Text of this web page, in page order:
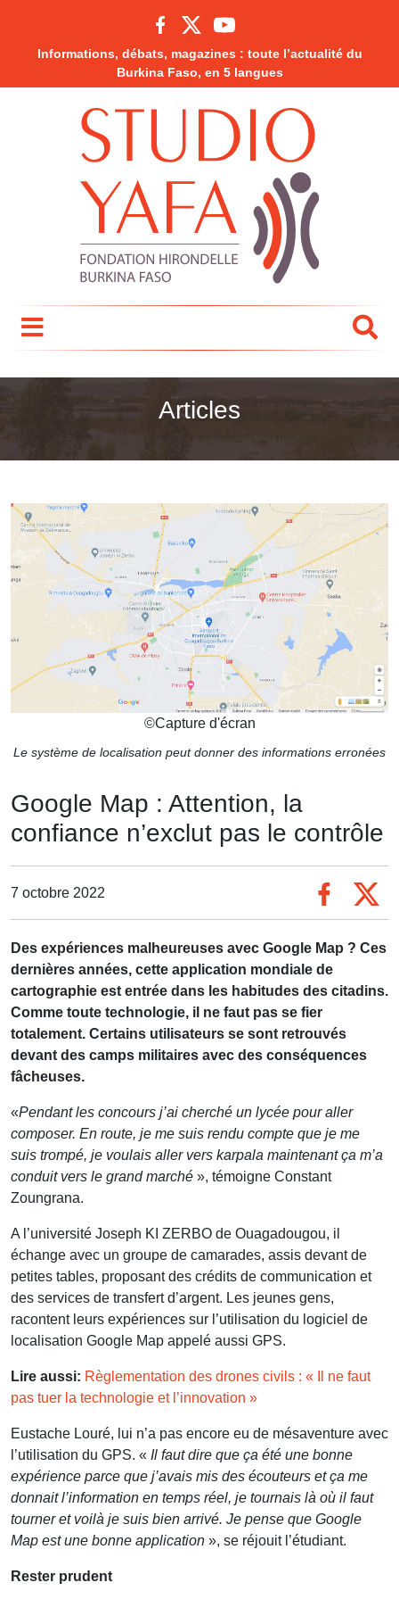
Informations, débats, magazines : toute l’actualité du
Burkina Faso, en 5 langues
Articles
©Capture d'écran
Le système de localisation peut donner des informations erronées
Google Map : Attention, la
confiance n’exclut pas le contrôle
7 octobre 2022
Des expériences malheureuses avec Google Map ? Ces
dernières années, cette application mondiale de
cartographie est entrée dans les habitudes des citadins.
Comme toute technologie, il ne faut pas se fier
totalement. Certains utilisateurs se sont retrouvés
devant des camps militaires avec des conséquences
fâcheuses.
«Pendant les concours j’ai cherché un lycée pour aller
composer. En route, je me suis rendu compte que je me
suis trompé, je voulais aller vers karpala maintenant ça m’a
conduit vers le grand marché », témoigne Constant
Zoungrana.
A l’université Joseph KI ZERBO de Ouagadougou, il
échange avec un groupe de camarades, assis devant de
petites tables, proposant des crédits de communication et
des services de transfert d’argent. Les jeunes gens,
racontent leurs expériences sur l’utilisation du logiciel de
localisation Google Map appelé aussi GPS.
Lire aussi: Règlementation des drones civils : « Il ne faut
pas tuer la technologie et l’innovation »
Eustache Louré, lui n’a pas encore eu de mésaventure avec
l’utilisation du GPS. « Il faut dire que ça été une bonne
expérience parce que j’avais mis des écouteurs et ça me
donnait l’information en temps réel, je tournais là où il faut
tourner et voilà je suis bien arrivé. Je pense que Google
Map est une bonne application », se réjouit l’étudiant.
Rester prudent